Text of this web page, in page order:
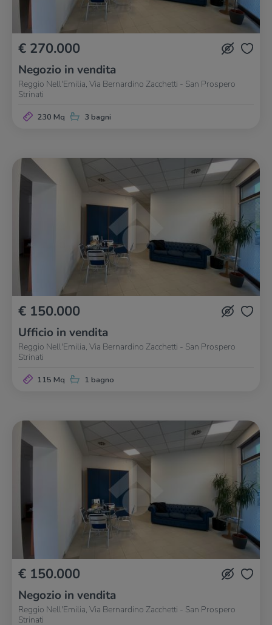
€ 270.000
Negozio in vendita
Reggio Nell'Emilia, Via Bernardino Zacchetti - San Prospero
Strinati
230 Mq 3 bagni
€ 150.000
Ufficio in vendita
Reggio Nell'Emilia, Via Bernardino Zacchetti - San Prospero
Strinati
115 Mq 1 bagno
€ 150.000
Negozio in vendita
Reggio Nell'Emilia, Via Bernardino Zacchetti - San Prospero
Strinati